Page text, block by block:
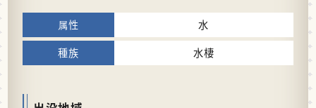
水
水棲